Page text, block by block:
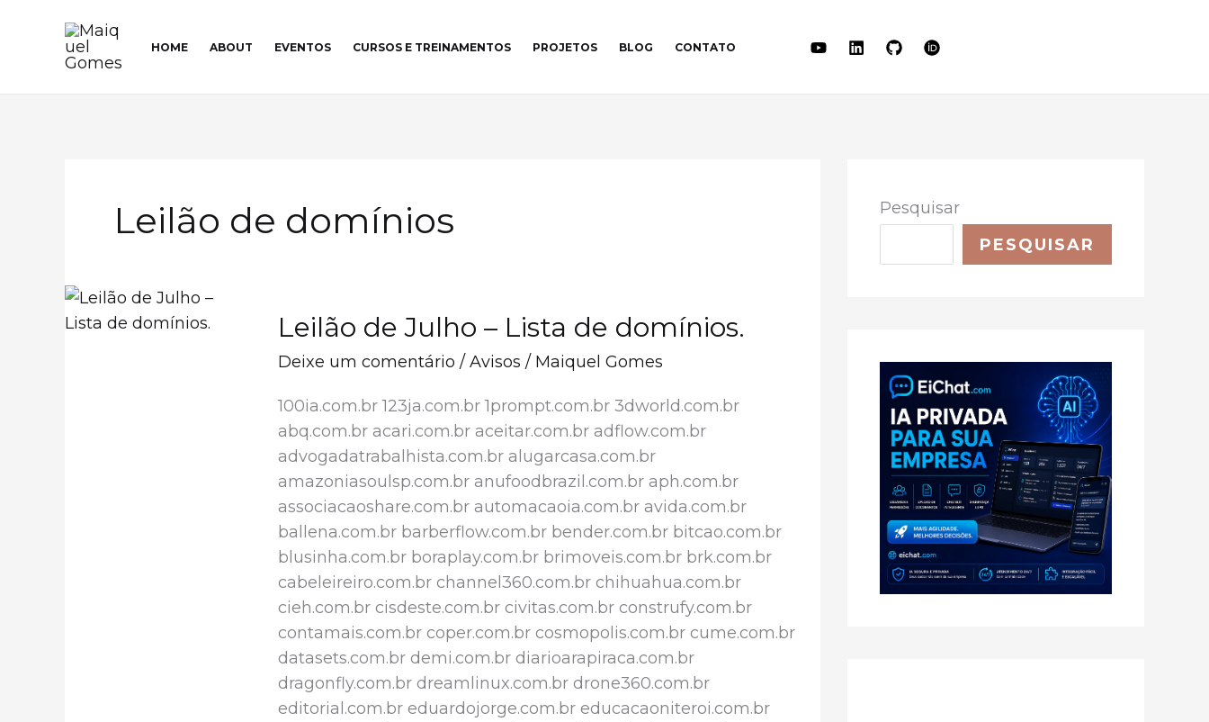
HOME ABOUT EVENTOS CURSOS E TREINAMENTOS PROJETOS BLOG CONTATO
Leilão de domínios
Leilão de Julho – Lista de domínios.
Deixe um comentário / Avisos / Maiquel Gomes
100ia.com.br 123ja.com.br 1prompt.com.br 3dworld.com.br
abq.com.br acari.com.br aceitar.com.br adflow.com.br
advogadatrabalhista.com.br alugarcasa.com.br
amazoniasoulsp.com.br anufoodbrazil.com.br aph.com.br
associacaoshare.com.br automacaoia.com.br avida.com.br
ballena.com.br barberflow.com.br bender.com.br bitcao.com.br
blusinha.com.br boraplay.com.br brimoveis.com.br brk.com.br
cabeleireiro.com.br channel360.com.br chihuahua.com.br
cieh.com.br cisdeste.com.br civitas.com.br construfy.com.br
contamais.com.br coper.com.br cosmopolis.com.br cume.com.br
datasets.com.br demi.com.br diarioarapiraca.com.br
dragonfly.com.br dreamlinux.com.br drone360.com.br
editorial.com.br eduardojorge.com.br educacaoniteroi.com.br
Pesquisar
PESQUISAR